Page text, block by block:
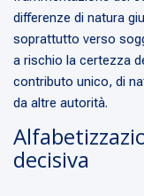
differenze di natura
soprattutto verso
a rischio la certezza
contributo unico, di
da altre autorità.
decisiva